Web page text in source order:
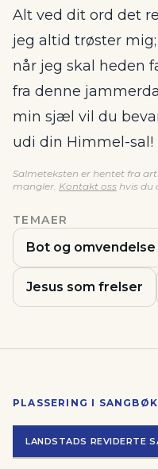
Alt ved dit ord det
jeg altid trøster mig;
når jeg skal heden
fra denne
min sjæl vil du
udi din Himmel-sal!
Salmeteksten er hentet fra
mangler. Kontakt oss hvis du
TEMAER
Bot og omvendelse
Jesus som frelser
PLASSERING I
LANDSTADS REVIDERTE